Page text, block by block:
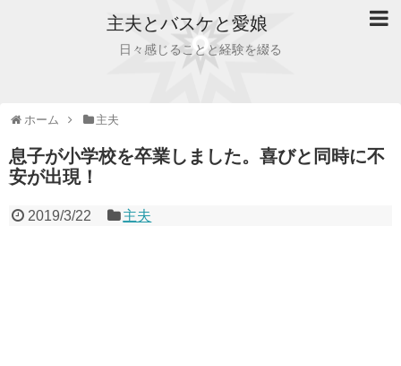
主夫とバスケと愛娘
日々感じることと経験を綴る
ホーム 主夫
息子が小学校を卒業しました。喜びと同時に不
安が出現！
2019/3/22 主夫